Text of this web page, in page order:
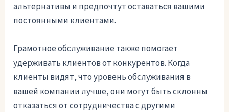
альтернативы и предпочтут оставаться вашими
постоянными клиентами.
Грамотное обслуживание также помогает
удерживать клиентов от конкурентов. Когда
клиенты видят, что уровень обслуживания в
вашей компании лучше, они могут быть склонны
отказаться от сотрудничества с другими